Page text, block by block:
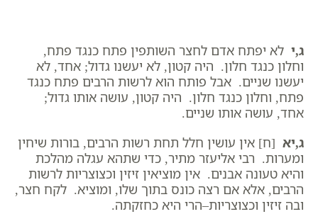
ג,י לא יפתח אדם לחצר השותפין פתח כנגד פתח,
וחלון כנגד חלון. היה קטון, לא יעשנו גדול; אחד, לא
יעשנו שניים. אבל פותח הוא לרשות הרבים פתח כנגד
פתח, וחלון כנגד חלון. היה קטון, עושה אותו גדול;
אחד, עושה אותו שניים.
ג,יא [ח] אין עושין חלל תחת רשות הרבים, בורות שיחין
ומערות. רבי אליעזר מתיר, כדי שתהא עגלה מהלכת
והיא טעונה אבנים. אין מוציאין זיזין וכצוצריות לרשות
הרבים, אלא אם רצה כונס בתוך שלו, ומוציא. לקח חצר,
ובה זיזין וכצוצריות–הרי היא כחזקתה.